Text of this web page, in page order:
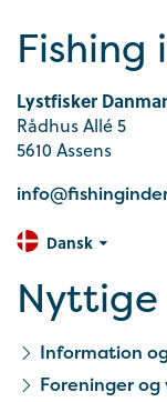
Fishing
Lystfisker
Rådhus Allé 5
5610 Assens
Dansk
Nyttige
Information
Foreninger